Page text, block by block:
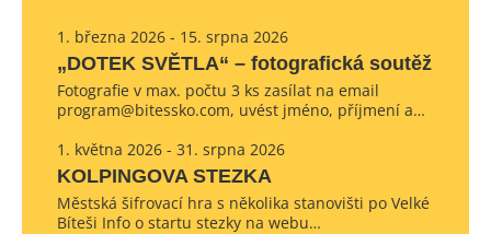
1. března 2026 - 15. srpna 2026
„DOTEK SVĚTLA“ – fotografická soutěž
Fotografie v max. počtu 3 ks zasílat na email
program@bitessko.com, uvést jméno, příjmení a…
1. května 2026 - 31. srpna 2026
KOLPINGOVA STEZKA
Městská šifrovací hra s několika stanovišti po Velké
Bíteši Info o startu stezky na webu…